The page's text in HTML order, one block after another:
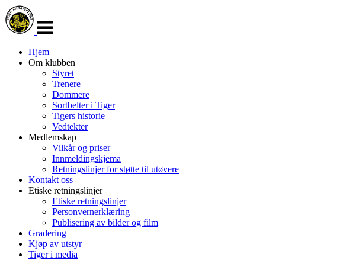
navigasjon
Hjem
Om klubben
Styret
Trenere
Dommere
Sortbelter i Tiger
Tigers historie
Vedtekter
Medlemskap
Vilkår og priser
Innmeldingskjema
Retningslinjer for støtte til utøvere
Kontakt oss
Etiske retningslinjer
Etiske retningslinjer
Personvernerklæring
Publisering av bilder og film
Gradering
Kjøp av utstyr
Tiger i media